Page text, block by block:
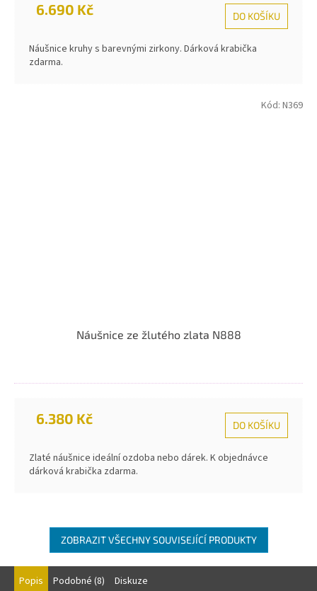
6.690 Kč DO KOŠÍKU
Náušnice kruhy s barevnými zirkony. Dárková krabička
zdarma.
Náušnice ze žlutého zlata N888
6.380 Kč DO KOŠÍKU
Zlaté náušnice ideální ozdoba nebo dárek. K objednávce
dárková krabička zdarma.
Kód: N369
ZOBRAZIT VŠECHNY SOUVISEJÍCÍ PRODUKTY
Popis Podobné (8) Diskuze